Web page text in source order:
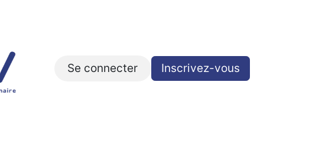
Se connecter Inscrivez-vous​​​​